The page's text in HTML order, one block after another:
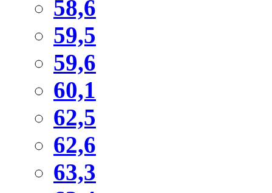
58,6
59,5
59,6
60,1
62,5
62,6
63,3